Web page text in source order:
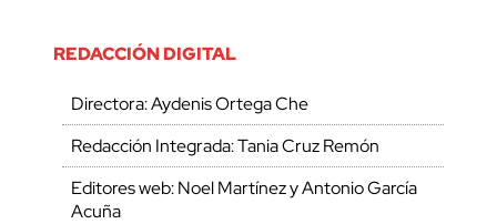
REDACCIÓN DIGITAL
Directora: Aydenis Ortega Che
Redacción Integrada: Tania Cruz Remón
Editores web: Noel Martínez y Antonio García
Acuña